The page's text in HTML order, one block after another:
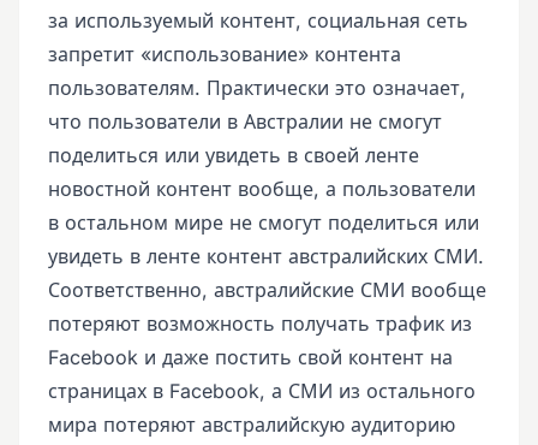
за используемый контент, социальная сеть
запретит «использование» контента
пользователям. Практически это означает,
что пользователи в Австралии не смогут
поделиться или увидеть в своей ленте
новостной контент вообще, а пользователи
в остальном мире не смогут поделиться или
увидеть в ленте контент австралийских СМИ.
Соответственно, австралийские СМИ вообще
потеряют возможность получать трафик из
Facebook и даже постить свой контент на
страницах в Facebook, а СМИ из остального
мира потеряют австралийскую аудиторию